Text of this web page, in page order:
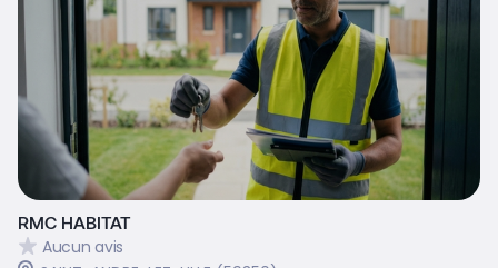
RMC HABITAT
Aucun avis